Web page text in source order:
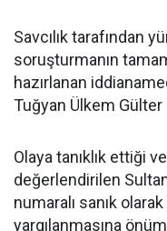
Savcılık tarafından
soruşturmanın
hazırlanan
Tuğyan Ülkem Gülter
Olaya tanıklık ettiği
değerlendirilen
numaralı sanık
yargılanmasına